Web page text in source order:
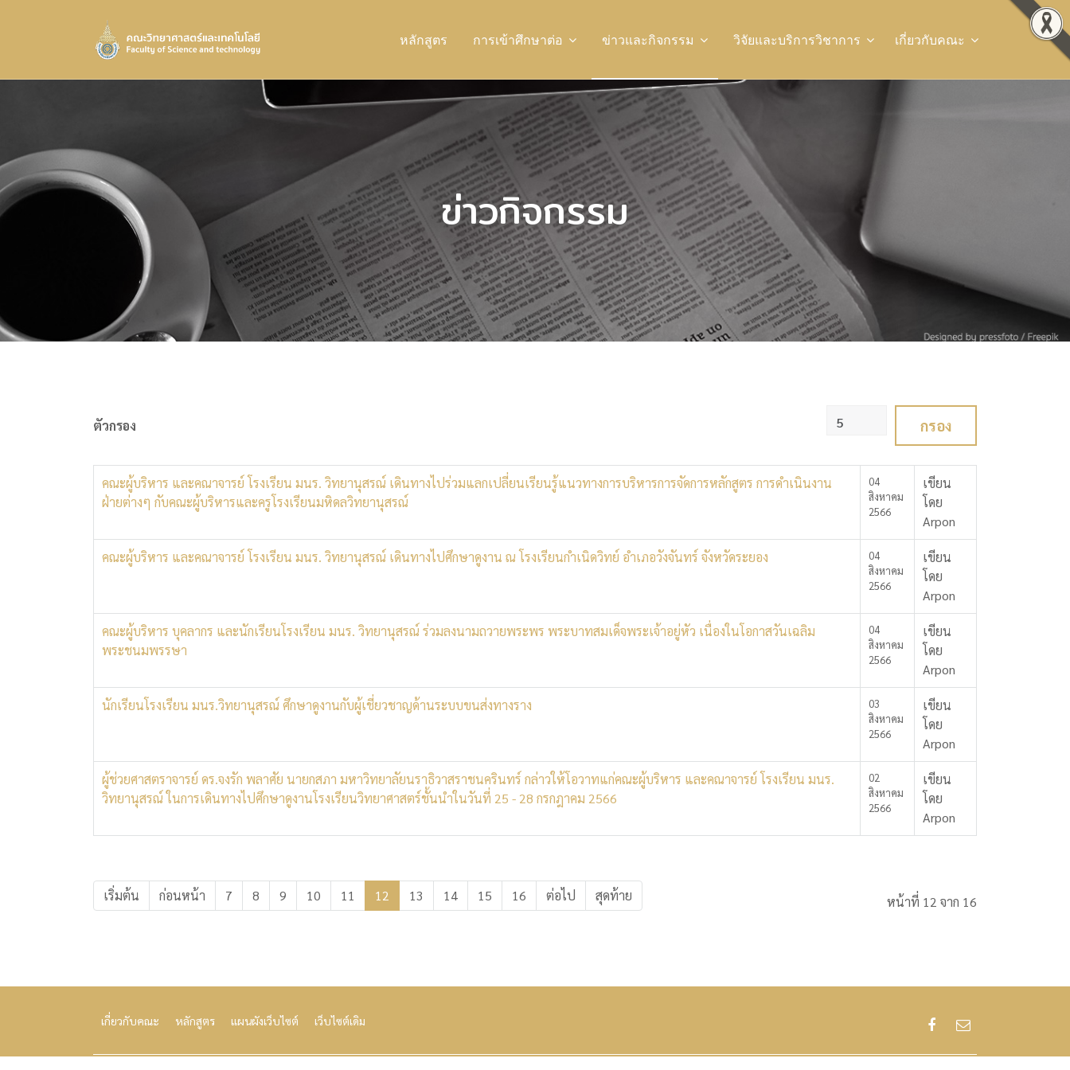
หลักสูตร การเข้าศึกษาต่อ ข่าวและกิจกรรม วิจัยและบริการวิชาการ เกี่ยวกับคณะ
ข่าวกิจกรรม
ตัวกรอง กรอง
คณะผู้บริหาร และคณาจารย์ โรงเรียน มนร. วิทยานุสรณ์ เดินทางไปร่วมแลกเปลี่ยนเรียนรู้แนวทางการบริหารการจัดการหลักสูตร การดำเนินงาน
ฝ่ายต่างๆ กับคณะผู้บริหารและครูโรงเรียนมหิดลวิทยานุสรณ์
04
สิงหาคม
2566
เขียน
โดย
Arpon
คณะผู้บริหาร และคณาจารย์ โรงเรียน มนร. วิทยานุสรณ์ เดินทางไปศึกษาดูงาน ณ โรงเรียนกำเนิดวิทย์ อำเภอวังจันทร์ จังหวัดระยอง
04
สิงหาคม
2566
เขียน
โดย
Arpon
คณะผู้บริหาร บุคลากร และนักเรียนโรงเรียน มนร. วิทยานุสรณ์ ร่วมลงนามถวายพระพร พระบาทสมเด็จพระเจ้าอยู่หัว เนื่องในโอกาสวันเฉลิม
พระชนมพรรษา
04
สิงหาคม
2566
เขียน
โดย
Arpon
นักเรียนโรงเรียน มนร.วิทยานุสรณ์ ศึกษาดูงานกับผู้เชี่ยวชาญด้านระบบขนส่งทางราง
03
สิงหาคม
2566
เขียน
โดย
Arpon
ผู้ช่วยศาสตราจารย์ ดร.จงรัก พลาศัย นายกสภา มหาวิทยาลัยนราธิวาสราชนครินทร์ กล่าวให้โอวาทแก่คณะผู้บริหาร และคณาจารย์ โรงเรียน มนร.
วิทยานุสรณ์ ในการเดินทางไปศึกษาดูงานโรงเรียนวิทยาศาสตร์ชั้นนำในวันที่ 25 - 28 กรกฎาคม 2566
02
สิงหาคม
2566
เขียน
โดย
Arpon
เริ่มต้น ก่อนหน้า 7 8 9 10 11 12 13 14 15 16 ต่อไป สุดท้าย หน้าที่ 12 จาก 16
เกี่ยวกับคณะ หลักสูตร แผนผังเว็บไซต์ เว็บไซต์เดิม